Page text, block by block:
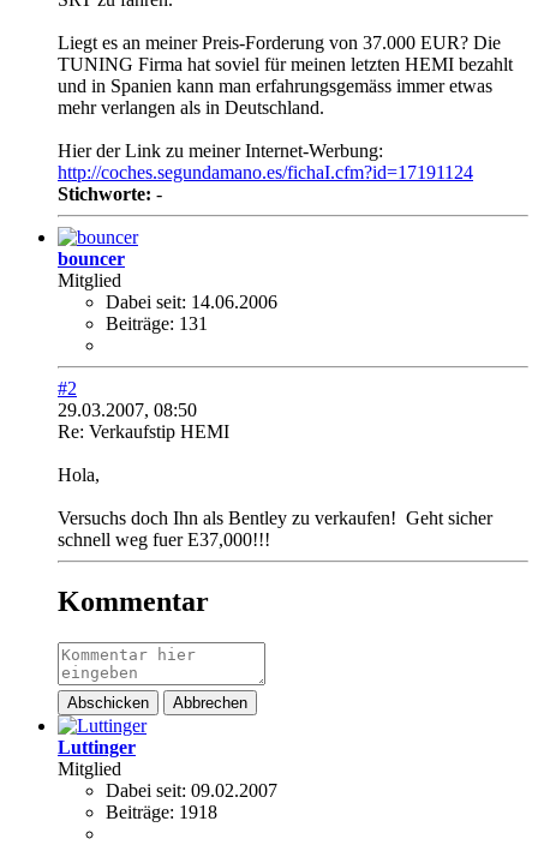
Liegt es an meiner Preis-Forderung von 37.000 EUR? Die
TUNING Firma hat soviel für meinen letzten HEMI bezahlt
und in Spanien kann man erfahrungsgemäss immer etwas
mehr verlangen als in Deutschland.
Hier der Link zu meiner Internet-Werbung:
http://coches.segundamano.es/fichaI.cfm?id=17191124
Stichworte: -
bouncer
Mitglied
Dabei seit: 14.06.2006
Beiträge: 131
#2
29.03.2007, 08:50
Re: Verkaufstip HEMI
Hola,
Versuchs doch Ihn als Bentley zu verkaufen! Geht sicher
schnell weg fuer E37,000!!!
Kommentar
Abschicken Abbrechen
Luttinger
Mitglied
Dabei seit: 09.02.2007
Beiträge: 1918